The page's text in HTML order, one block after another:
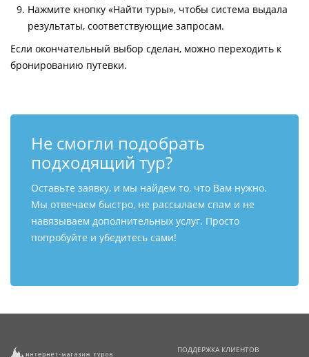
Нажмите кнопку «Найти туры», чтобы система выдала
результаты, соответствующие запросам.
Если окончательный выбор сделан, можно переходить к
бронированию путевки.
Не смогли подобрать
подходящий тур?
Оставьте заявку, и мы найдем то, что Вам нужно.
Мы отвечаем быстро, не рассылаем спам и не
навязываем дополнительных услуг. Просто
попробуйте и убедитесь сами!
ПОДДЕРЖКА КЛИЕНТОВ